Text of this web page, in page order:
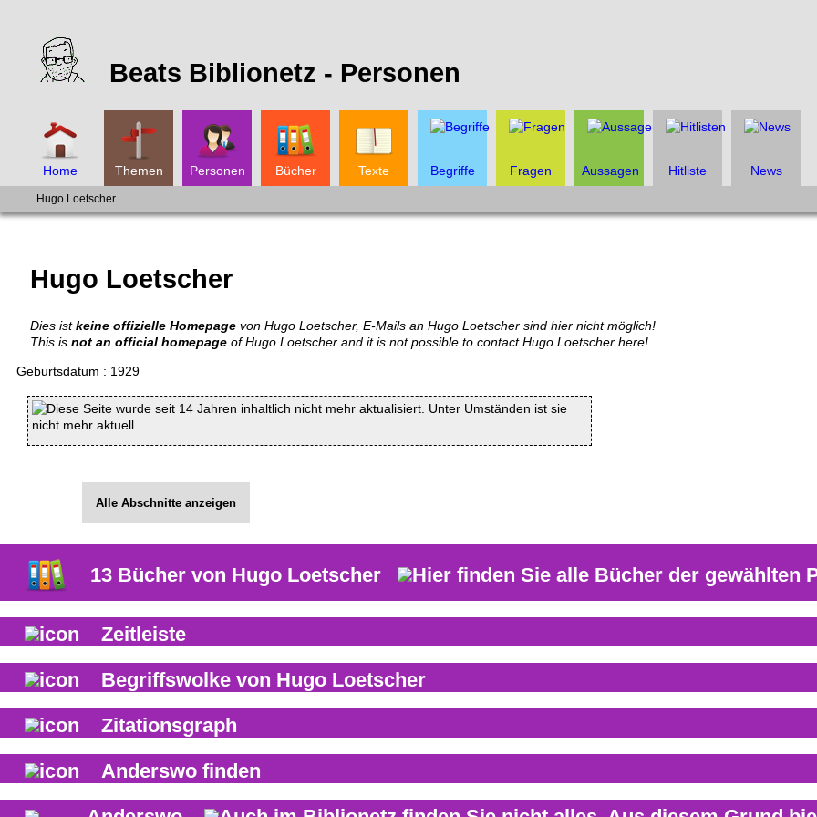
Beats Biblionetz - Personen
Home Themen Personen Bücher Texte Begriffe Fragen Aussagen Hitliste News
Hugo Loetscher
Hugo Loetscher
Dies istkeine offizielle Homepage von Hugo Loetscher, E-Mails an Hugo Loetscher sind hier nicht möglich!
This is not an official homepage of Hugo Loetscher and it is not possible to contact Hugo Loetscher here!
Geburtsdatum : 1929
Diese Seite wurde seit 14 Jahren inhaltlich nicht mehr aktualisiert. Unter Umständen ist sie
nicht mehr aktuell.
Alle Abschnitte anzeigen
13 Bücher von Hugo Loetscher
Zeitleiste
Begriffswolke von Hugo Loetscher
Zitationsgraph
Anderswo finden